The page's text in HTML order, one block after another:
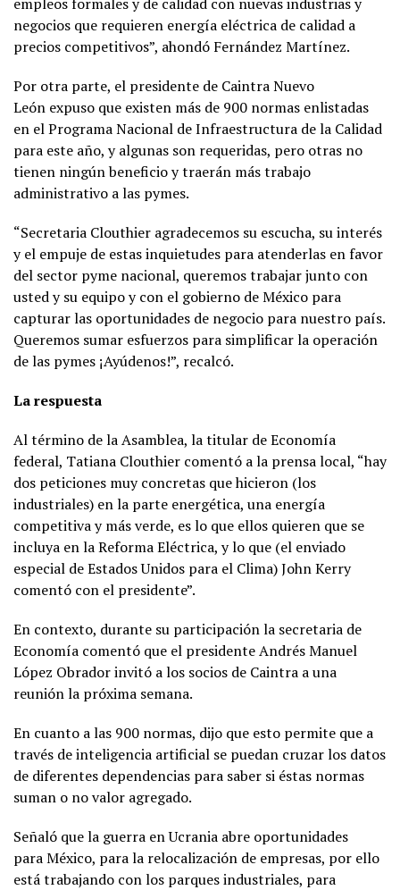
negocios que requieren energía eléctrica de calidad a
precios competitivos”, ahondó Fernández Martínez.
Por otra parte, el presidente de Caintra Nuevo
León expuso que existen más de 900 normas enlistadas
en el Programa Nacional de Infraestructura de la Calidad
para este año, y algunas son requeridas, pero otras no
tienen ningún beneficio y traerán más trabajo
administrativo a las pymes.
“Secretaria Clouthier agradecemos su escucha, su interés
y el empuje de estas inquietudes para atenderlas en favor
del sector pyme nacional, queremos trabajar junto con
usted y su equipo y con el gobierno de México para
capturar las oportunidades de negocio para nuestro país.
Queremos sumar esfuerzos para simplificar la operación
de las pymes ¡Ayúdenos!”, recalcó.
La respuesta
Al término de la Asamblea, la titular de Economía
federal, Tatiana Clouthier comentó a la prensa local, “hay
dos peticiones muy concretas que hicieron (los
industriales) en la parte energética, una energía
competitiva y más verde, es lo que ellos quieren que se
incluya en la Reforma Eléctrica, y lo que (el enviado
especial de Estados Unidos para el Clima) John Kerry
comentó con el presidente”.
En contexto, durante su participación la secretaria de
Economía comentó que el presidente Andrés Manuel
López Obrador invitó a los socios de Caintra a una
reunión la próxima semana.
En cuanto a las 900 normas, dijo que esto permite que a
través de inteligencia artificial se puedan cruzar los datos
de diferentes dependencias para saber si éstas normas
suman o no valor agregado.
Señaló que la guerra en Ucrania abre oportunidades
para México, para la relocalización de empresas, por ello
está trabajando con los parques industriales, para